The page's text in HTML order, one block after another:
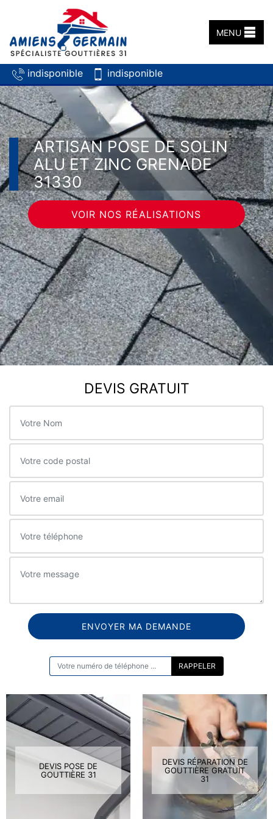
indisponible indisponible
MENU
ARTISAN POSE DE SOLIN
ALU ET ZINC GRENADE
31330
VOIR NOS RÉALISATIONS
DEVIS GRATUIT
DEVIS POSE DE
GOUTTIÈRE 31
DEVIS RÉPARATION DE
GOUTTIÈRE GRATUIT
31